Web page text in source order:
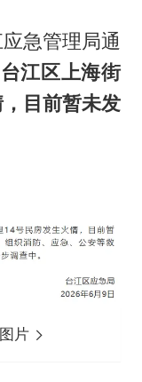
急管理局通
江区上海街
目前暂未发
片